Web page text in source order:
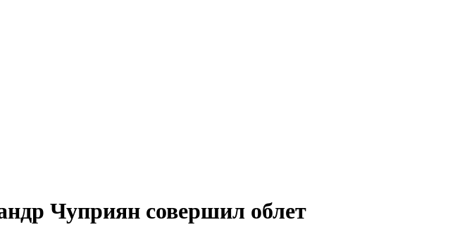
Чуприян совершил облет